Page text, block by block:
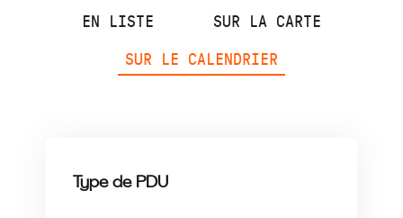
EN LISTE
SUR LA CARTE
SUR LE CALENDRIER
Type de PDU